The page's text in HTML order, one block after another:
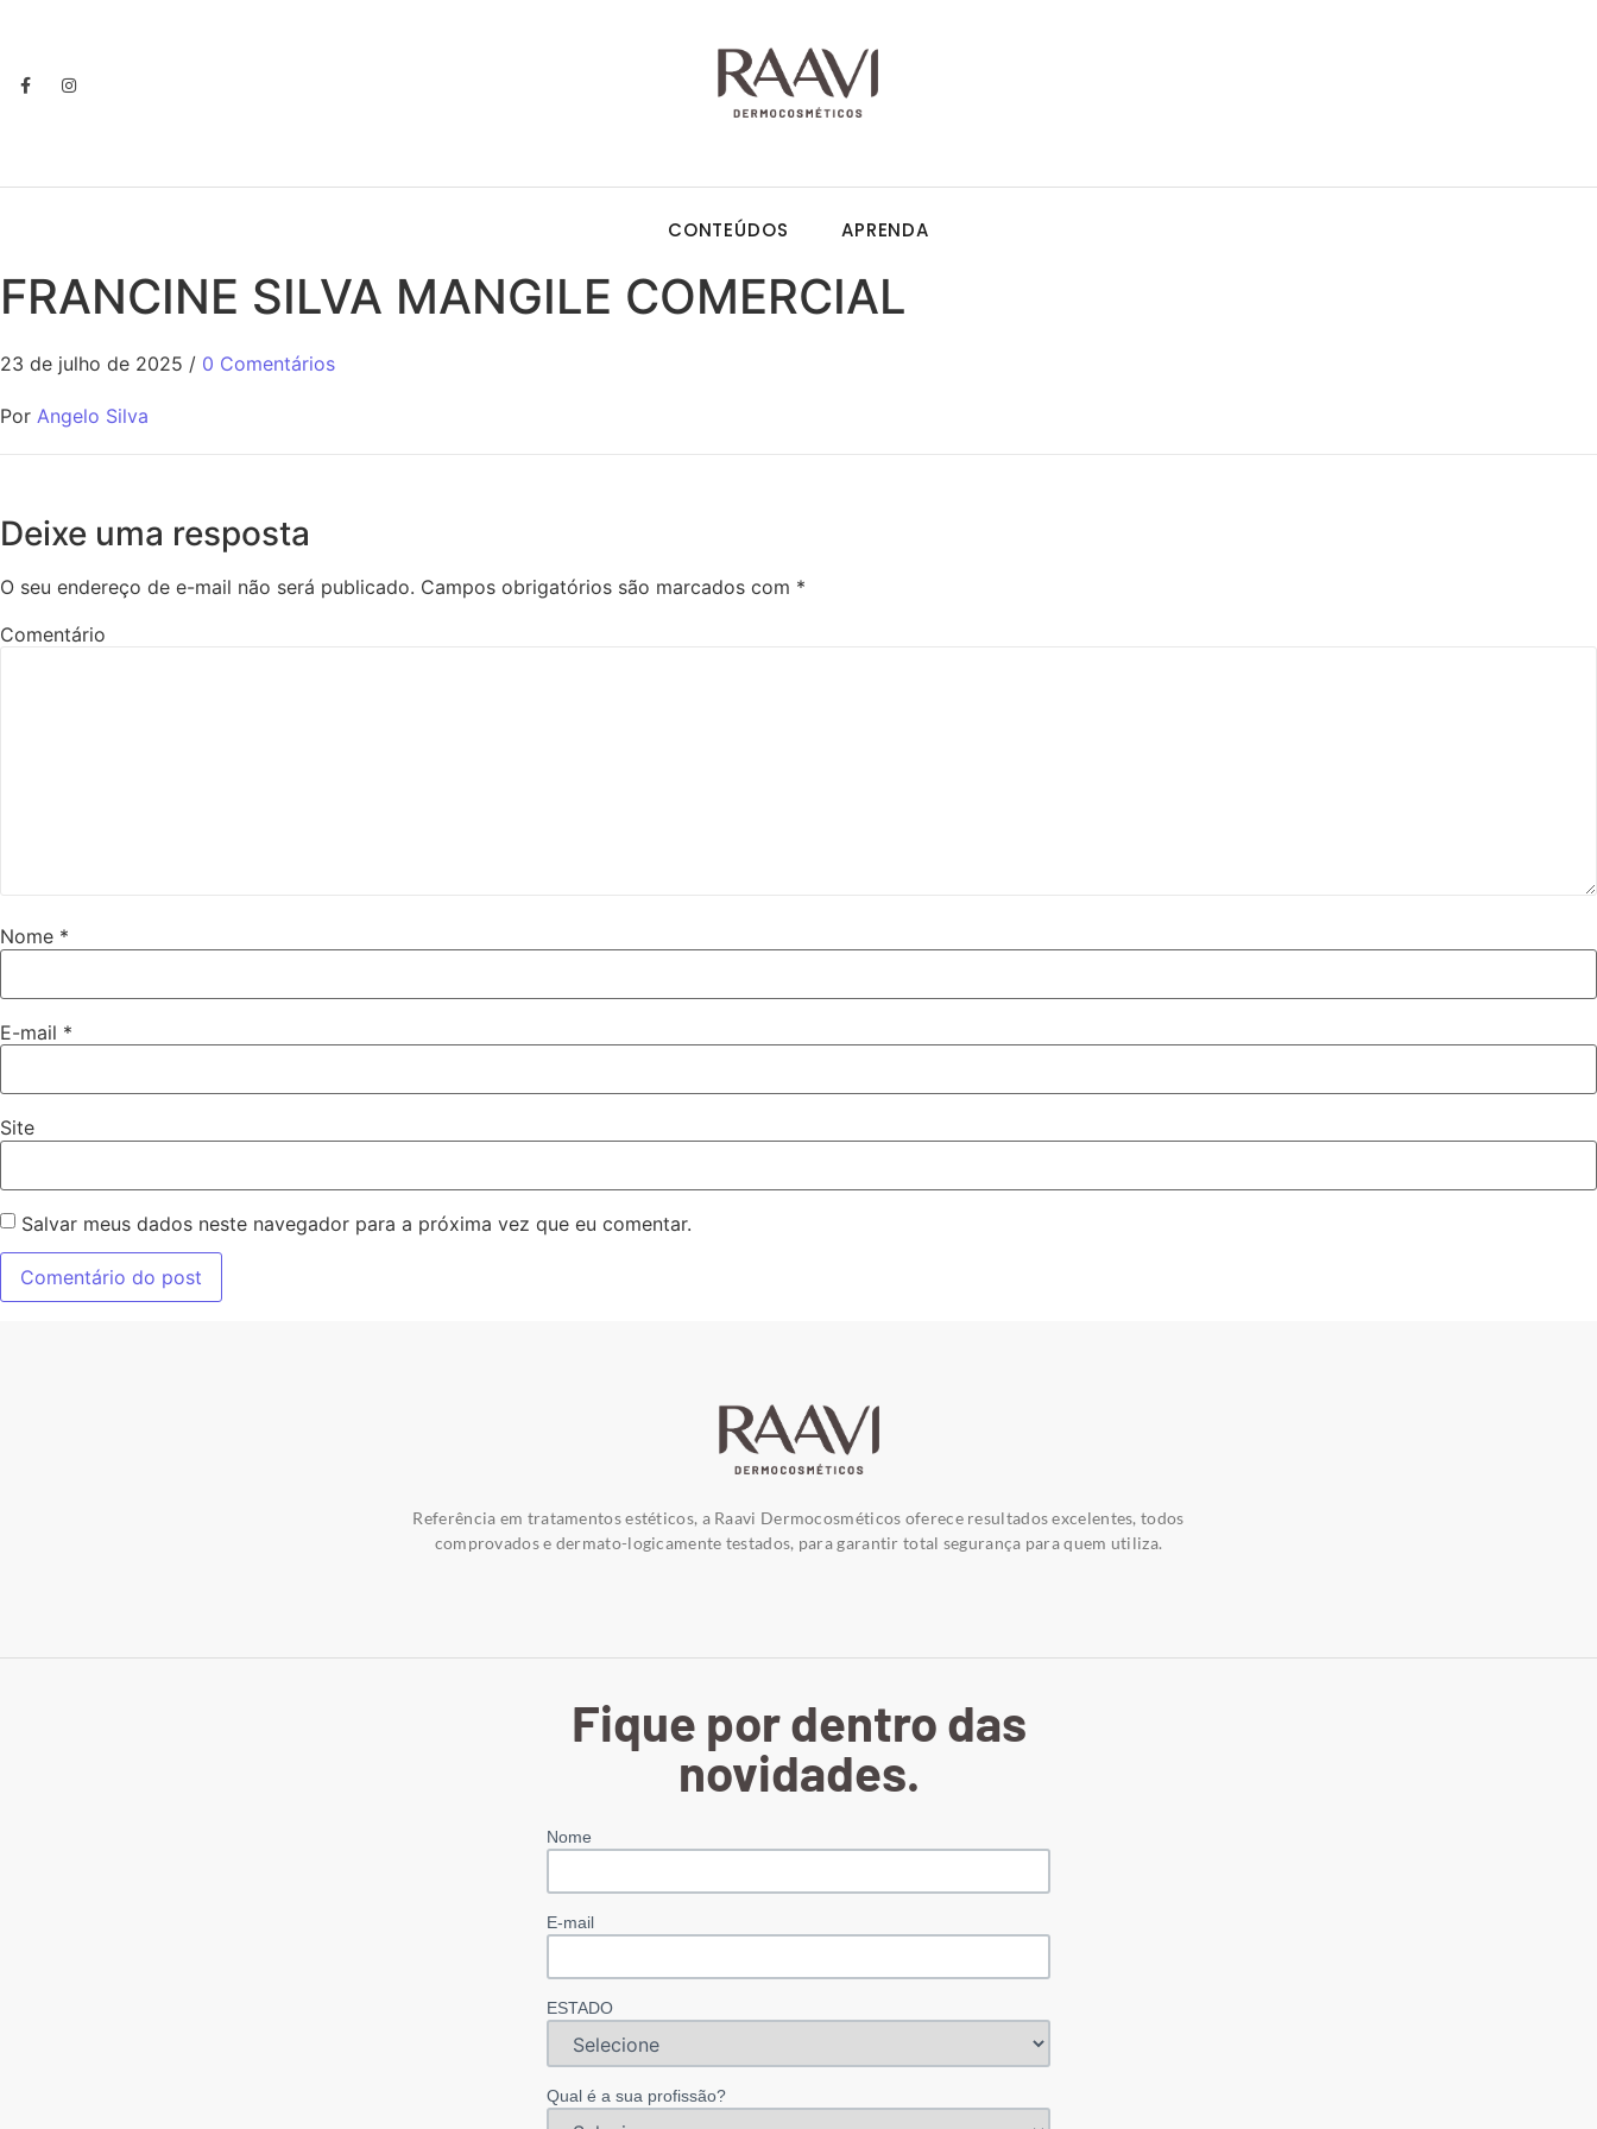
CONTEÚDOS APRENDA
FRANCINE SILVA MANGILE COMERCIAL
23 de julho de 2025 / 0 Comentários
Por Angelo Silva
Deixe uma resposta
O seu endereço de e-mail não será publicado. Campos obrigatórios são marcados com *
Comentário
Nome *
E-mail *
Site
Salvar meus dados neste navegador para a próxima vez que eu comentar.
Referência em tratamentos estéticos, a Raavi Dermocosméticos oferece resultados excelentes, todos
comprovados e dermato-logicamente testados, para garantir total segurança para quem utiliza.
Fique por dentro das
novidades.
Nome
E-mail
ESTADO
Qual é a sua profissão?